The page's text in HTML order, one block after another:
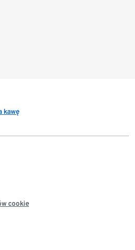
kawę
cookie